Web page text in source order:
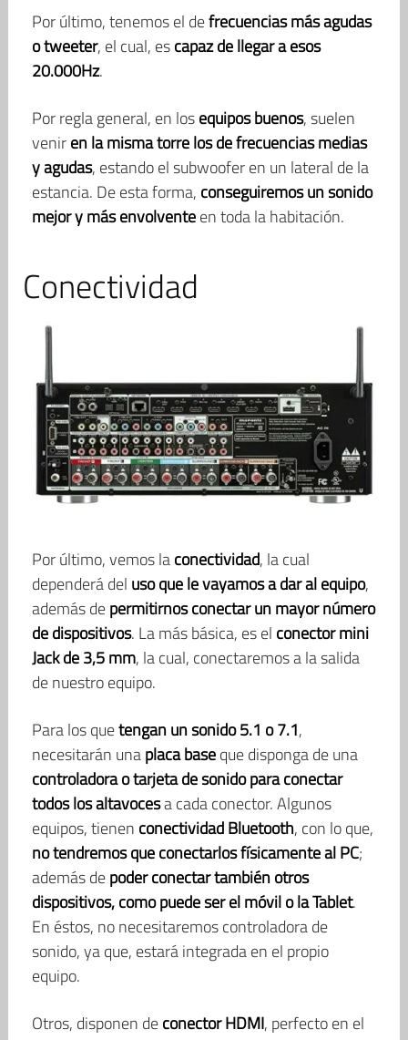
Por último, tenemos el defrecuencias más agudas
o tweeter, el cual, escapaz de llegar a esos
20.000Hz.
Por regla general, en losequipos buenos, suelen
veniren la misma torre los de frecuencias medias
y agudas, estando el subwoofer en un lateral de la
estancia. De esta forma, conseguiremos un sonido
mejor y más envolventeen toda la habitación.
Conectividad
Por último, vemos laconectividad, la cual
dependerá del uso que le vayamos a dar al equipo,
además depermitirnos conectar un mayor número
de dispositivos. La más básica, es el conector mini
Jack de 3,5 mm, la cual, conectaremos a la salida
de nuestro equipo.
Para los quetengan un sonido 5.1 o 7.1,
necesitarán unaplaca baseque disponga de una
controladora o tarjeta de sonido para conectar
todos los altavocesa cada conector. Algunos
equipos, tienen conectividad Bluetooth, con lo que,
no tendremos que conectarlos físicamente al PC;
además depoder conectar también otros
dispositivos, como puede ser el móvil o la Tablet.
En éstos, no necesitaremos controladora de
sonido, ya que, estará integrada en el propio
equipo.
Otros, disponen deconector HDMI, perfecto en el